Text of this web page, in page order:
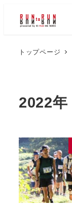
トップページ
2022年